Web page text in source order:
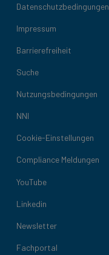
Datenschutzbedingungen
Impressum
Barrierefreiheit
Suche
Nutzungsbedingungen
NNI
Cookie-Einstellungen
Compliance Meldungen
YouTube
Linkedin
Newsletter
Fachportal